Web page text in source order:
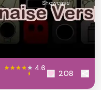
Showcase
4.6
208